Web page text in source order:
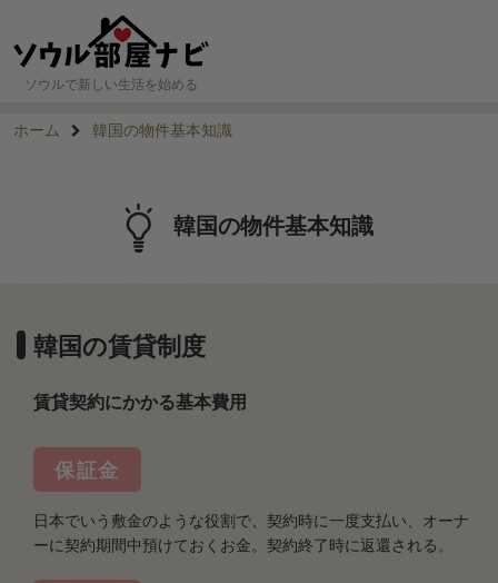
ソウルで新しい生活を始める
ホーム 韓国の物件基本知識
韓国の物件基本知識
韓国の賃貸制度
賃貸契約にかかる基本費用
保証金
日本でいう敷金のような役割で、契約時に一度支払い、オーナ
ーに契約期間中預けておくお金。契約終了時に返還される。